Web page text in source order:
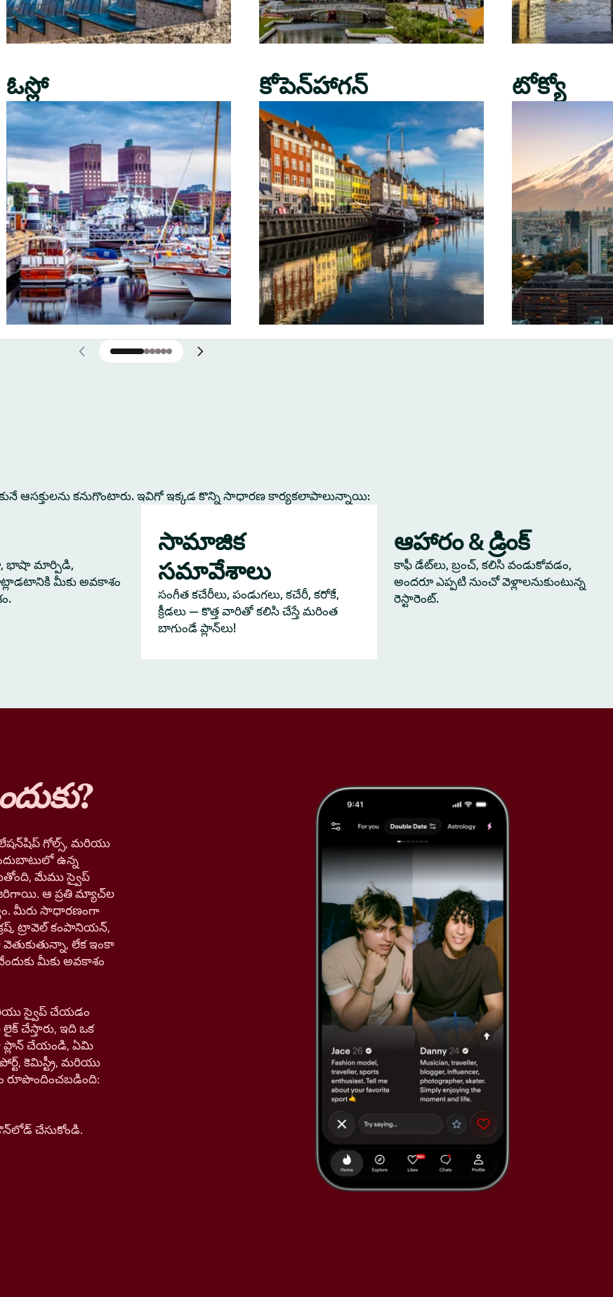
ఓస్లో కోపెన్‌హాగన్ టోక్యో
ఆసక్తులను కనుగొంటారు. ఇవిగో ఇక్కడ కొన్ని సాధారణ కార్యకలాపాలున్నాయి:
భాషా మార్పిడి,
మీకు అవకాశం
సామాజిక
సమావేశాలు
సంగీత కచేరీలు, పండుగలు, కచేరీ, కరోకే,
క్రీడలు — కొత్త వారితో కలిసి చేస్తే మరింత
బాగుండే ప్లాన్‌లు!
ఆహారం & డ్రింక్
కాఫీ డేట్‌లు, బ్రంచ్, కలిసి వండుకోవడం,
అందరూ ఎప్పటి నుంచో వెళ్లాలనుకుంటున్న
రెస్టారెంట్.
?
గోల్స్, మరియు
ఉన్న
మేము స్వైప్
జరిగాయి. ఆ ప్రతి మ్యాచ్‌ల
మీరు సాధారణంగా
క్రష్, ట్రావెల్ కంపానియన్,
లేక ఇంకా
మీకు అవకాశం
స్వైప్ చేయడం
చేస్తారు, ఇది ఒక
ప్లాన్ చేయండి, ఏమి
కెమిస్ట్రీ, మరియు
రూపొందించబడింది:
చేసుకోండి.